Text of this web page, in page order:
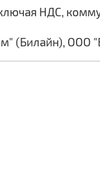
НДС,
(Билайн), ООО